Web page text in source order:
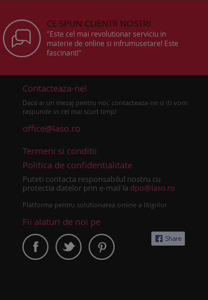
CE SPUN CLIENTII NOSTRI
"Este cel mai revolutionar serviciu in
materie de online si infrumusetare! Este
fascinant!"
Contacteaza-ne!
Daca ai un mesaj pentru noi, contacteaza-ne si iti vom
raspunde in cel mai scurt timp!
office@laso.ro
Termeni si conditii
Politica de confidentialitate
Puteti contacta responsabilul nostru cu
protectia datelor prin e-mail la dpo@laso.ro
Platforma pentru solutionarea online a litigiilor
Fii alaturi de noi pe